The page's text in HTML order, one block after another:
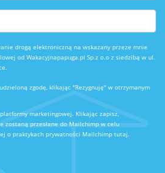
drogą elektroniczną na wskazany przeze mnie
od Wakacyjnapapuga.pl Sp.z o.o z siedzibą w ul.
zgodę, klikając "Rezygnuję" w otrzymanym
marketingowej. Klikając zapisz,
zostaną przesłane do Mailchimp w celu
o praktykach prywatności Mailchimp tutaj.